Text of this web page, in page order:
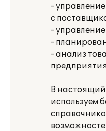
-
с
-
-
- анализ
В
используем